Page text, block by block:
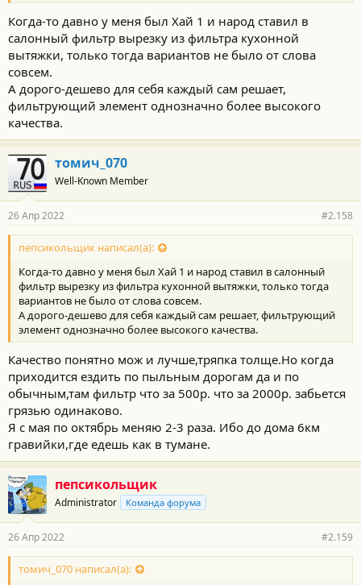
Когда-то давно у меня был Хай 1 и народ ставил в
салонный фильтр вырезку из фильтра кухонной
вытяжки, только тогда вариантов не было от слова
совсем.
А дорого-дешево для себя каждый сам решает,
фильтрующий элемент однозначно более высокого
качества.
томич_070
Well-Known Member
26 Апр 2022 #2.158
пепсикольщик написал(а):
Когда-то давно у меня был Хай 1 и народ ставил в салонный
фильтр вырезку из фильтра кухонной вытяжки, только тогда
вариантов не было от слова совсем.
А дорого-дешево для себя каждый сам решает, фильтрующий
элемент однозначно более высокого качества.
Качество понятно мож и лучше,тряпка толще.Но когда
приходится ездить по пыльным дорогам да и по
обычным,там фильтр что за 500р. что за 2000р. забьется
грязью одинаково.
Я с мая по октябрь меняю 2-3 раза. Ибо до дома 6км
гравийки,где едешь как в тумане.
пепсикольщик
Administrator Команда форума
26 Апр 2022 #2.159
томич_070 написал(а):